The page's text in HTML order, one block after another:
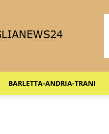
BARLETTA-ANDRIA-TRANI